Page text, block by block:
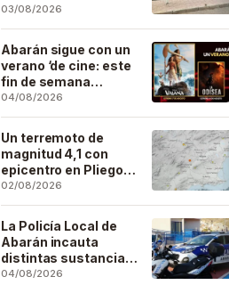
este lunes en la
barriada de San José
Artesano
03/08/2026
Abarán sigue con un
verano ‘de cine: este
fin de semana
Vaiana… y después,
La Odisea
04/08/2026
Un terremoto de
magnitud 4,1 con
epicentro en Pliego
se deja sentir en
buena parte de la
región
02/08/2026
La Policía Local de
Abarán incauta
distintas sustancias
estupefacientes en
04/08/2026